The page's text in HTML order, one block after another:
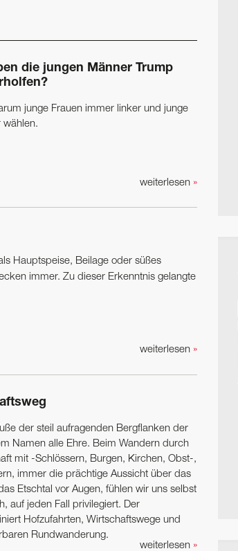
die jungen Männer Trump
junge Frauen immer linker und junge
wählen.
weiterlesen »
Hauptspeise, Beilage oder süßes
immer. Zu dieser Erkenntnis gelangte
weiterlesen »
der steil aufragenden Bergflanken der
Namen alle Ehre. Beim Wandern durch
mit -Schlössern, Burgen, Kirchen, Obst-,
immer die prächtige Aussicht über das
Etschtal vor Augen, fühlen wir uns selbst
auf jeden Fall privilegiert. Der
Hofzufahrten, Wirtschaftswege und
Rundwanderung.
weiterlesen »